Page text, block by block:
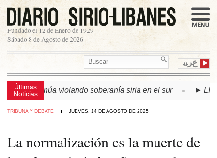
Fundado el 12 de Enero de 1929
Sábado 8 de Agosto de 2026
ﻉﺮﺒﻳ
Últimas
Noticias
continúa violando soberanía siria en el sur ►
TRIBUNA Y DEBATE JUEVES, 14 DE AGOSTO DE 2025
La normalización es la muerte de